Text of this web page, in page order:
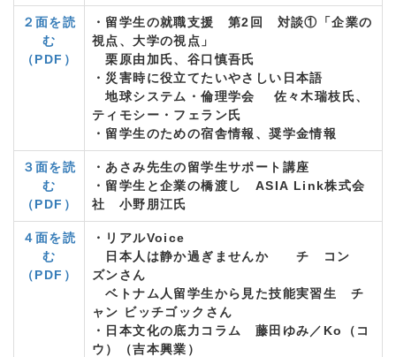
２面を読
む
（PDF）
・留学生の就職支援 第2回 対談①「企業の
視点、大学の視点」
栗原由加氏、谷口慎吾氏
・災害時に役立てたいやさしい日本語
地球システム・倫理学会 佐々木瑞枝氏、
ティモシー・フェラン氏
・留学生のための宿舎情報、奨学金情報
３面を読
む
（PDF）
・あさみ先生の留学生サポート講座
・留学生と企業の橋渡し ASIA Link株式会
社 小野朋江氏
４面を読
む
（PDF）
・リアルVoice
日本人は静か過ぎませんか チ コン
ズンさん
ベトナム人留学生から見た技能実習生 チ
ャン ビッチゴックさん
・日本文化の底力コラム 藤田ゆみ／Ko（コ
ウ）（吉本興業）